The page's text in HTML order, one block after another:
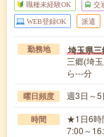
職種未経験OK 交
WEB登録OK 派遣
勤務地 埼玉県
三郷(埼
ら---分
曜日頻度 週3日～
時間
★1日6時
7:00～